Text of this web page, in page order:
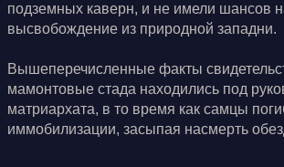
подземных каверн, и не имели шансов
высвобождение из природной западни.
Вышеперечисленные факты
мамонтовые стада находились под
матриархата, в то время как самцы
иммобилизации, засыпая насмерть